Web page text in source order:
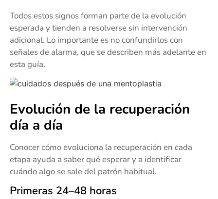
Todos estos signos forman parte de la evolución
esperada y tienden a resolverse sin intervención
adicional. Lo importante es no confundirlos con
señales de alarma, que se describen más adelante en
esta guía.
Evolución de la recuperación
día a día
Conocer cómo evoluciona la recuperación en cada
etapa ayuda a saber qué esperar y a identificar
cuándo algo se sale del patrón habitual.
Primeras 24–48 horas